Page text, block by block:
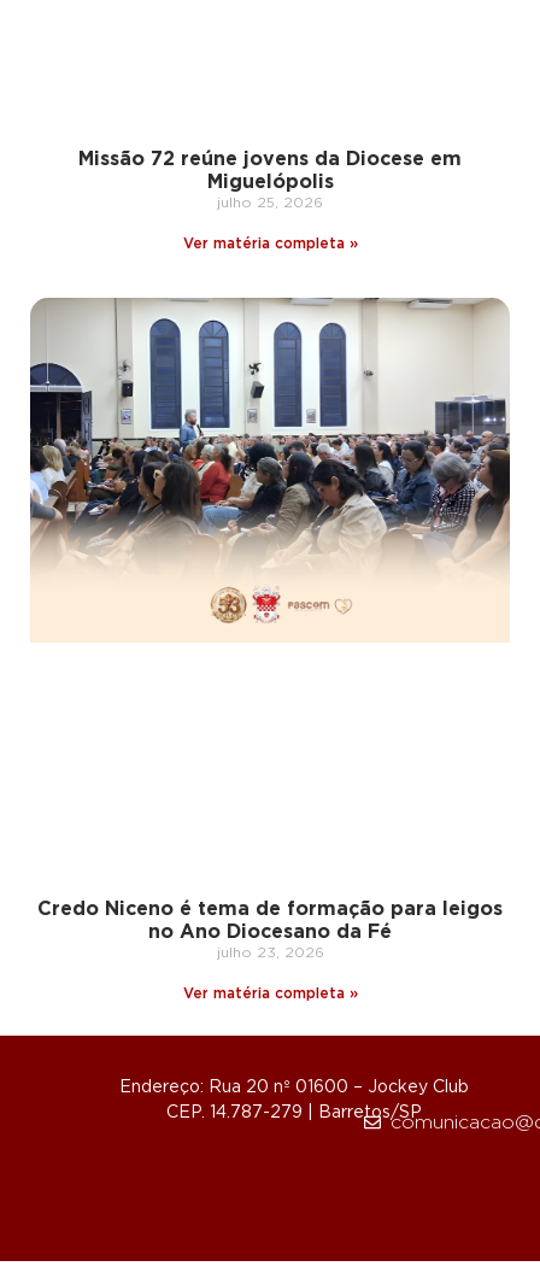
Missão 72 reúne jovens da Diocese em
Miguelópolis
julho 25, 2026
Ver matéria completa »
Credo Niceno é tema de formação para leigos
no Ano Diocesano da Fé
julho 23, 2026
Ver matéria completa »
Endereço: Rua 20 nº 01600 – Jockey Club
CEP. 14.787-279 | Barretos/SP